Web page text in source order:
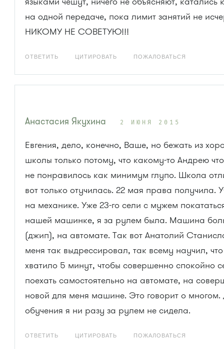
на одной передаче, пока лимит занятий не
НИКОМУ НЕ СОВЕТУЮ!!!
ОТВЕТИТЬ ЦИТИРОВАТЬ ПОЖАЛОВАТЬСЯ
Анастасия Якухина 2 ИЮНЯ 2015
Евгения, дело, конечно, Ваше, но бежать из
школы только потому, что какому-то Андрею
не понравилось как минимум глупо. Школа
вот только отучилась. 22 мая права получила.
на механике. Уже 23-го сели с мужем
нашей машинке, я за рулем была. Машина
(джип), на автомате. Так вот Анатолий
меня так выдрессировал, так всему научил,
хватило 5 минут, чтобы совершенно спокойно
поехать самостоятельно на автомате, на
новой для меня машине. Это говорит о многом.
обучения я ни разу за рулем не сидела.
ОТВЕТИТЬ ЦИТИРОВАТЬ ПОЖАЛОВАТЬСЯ